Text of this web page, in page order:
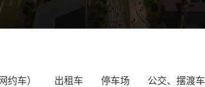
约车） 出租车 停车场 公交、摆渡车